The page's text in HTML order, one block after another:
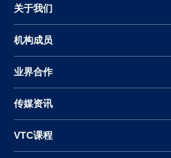
关于我们
机构成员
业界合作
传媒资讯
VTC课程